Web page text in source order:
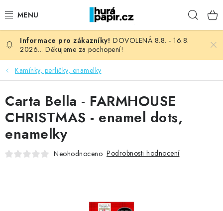
na
NOVINKY
HURÁ DÍLNA
VŠECHNO ZBOŽÍ
KNIHAŘSKÝ MATERIÁL
DOVOLENÁ 8.8. - 16.8.
2026... Děkujeme za pochopení!
Kamínky, perličky, enamelky
Carta Bella - FARMHOUSE
CHRISTMAS - enamel dots,
enamelky
Neohodnoceno Podrobnosti hodnocení